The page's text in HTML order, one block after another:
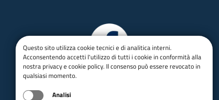
Questo sito utilizza cookie tecnici e di analitica interni.
Acconsentendo accetti l'utilizzo di tutti i cookie in conformità alla
nostra privacy e cookie policy. Il consenso può essere revocato in
qualsiasi momento.
Analisi